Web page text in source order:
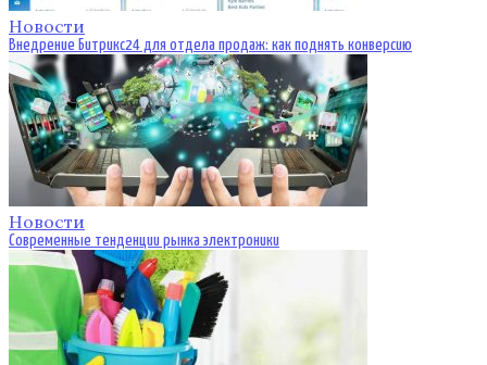
Новости
Внедрение Битрикс24 для отдела продаж: как поднять конверсию
Новости
Современные тенденции рынка электроники